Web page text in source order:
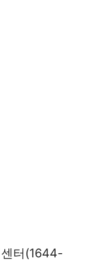
터(1644-